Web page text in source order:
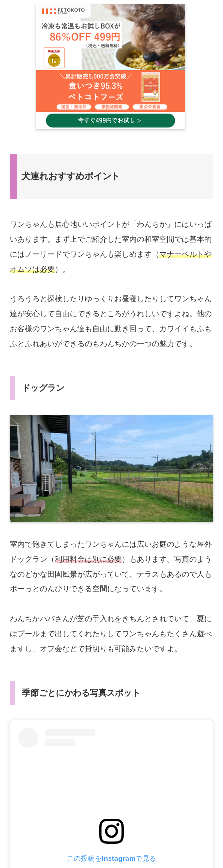
犬連れおすすめポイント
ワンちゃんも居心地いいポイントが「わんちか」にはいっぱ
いあります。まず上でご紹介した室内の和室空間では基本的
にはノーリードでワンちゃんも楽しめます（マナーベルトや
オムツは必要）。
うろうろと探検したりゆっくりお昼寝したりしてワンちゃん
達が安心して自由にできるところがうれしいですよね。他の
お客様のワンちゃん達も自由に動き回って、カワイイもふも
ふとふれあいができるのもわんちかの一つの魅力です。
ドッグラン
室内で飽きてしまったワンちゃんには広いお庭のような屋外
ドッグラン（利用料金は別に必要）もあります。写真のよう
なのどかな田園風景が広がっていて、テラスもあるので人も
ボーっとのんびりできる空間になっています。
わんちかパパさんが芝の手入れをきちんとされていて、夏に
はプールまで出してくれたりしてワンちゃんもたくさん遊べ
ますし、オフ会などで貸切りも可能みたいですよ。
季節ごとにかわる写真スポット
この投稿をInstagramで見る